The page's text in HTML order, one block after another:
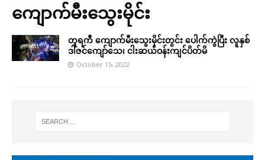
ကျောက်မီးသွေးမိုင်း
တူရကီ ကျောက်မီးသွေးမိုင်းတွင်း ပေါက်ကွဲပြီး လူနှစ်
ဒါဇင်ကျော်သေ၊ ငါးဆယ်ဝန်းကျင်ပိတ်မိ
October 15, 2022